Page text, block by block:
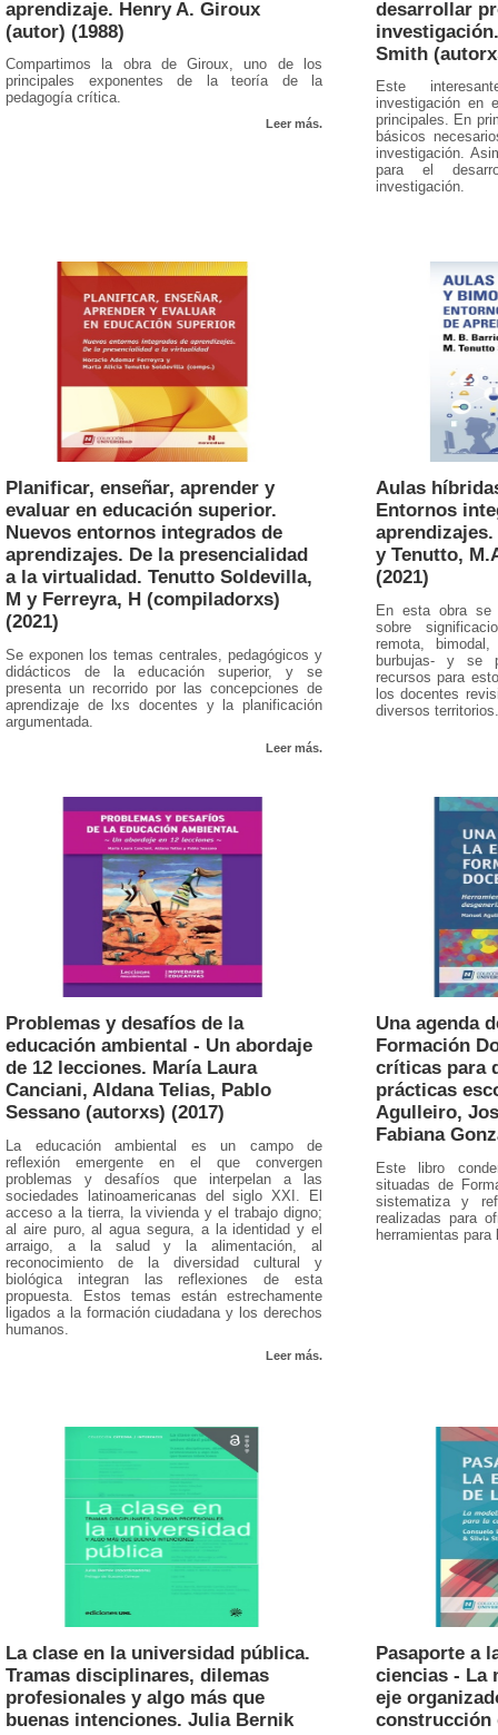
aprendizaje. Henry A. Giroux
(autor) (1988)
Compartimos la obra de Giroux, uno de los
principales exponentes de la teoría de la
pedagogía crítica.
Leer más.
desarrollar
Smith
Este
investigación en
principales. En
básicos
investigación.
para el
investigación.
Planificar, enseñar, aprender y
evaluar en educación superior.
Nuevos entornos integrados de
aprendizajes. De la presencialidad
a la virtualidad. Tenutto Soldevilla,
M y Ferreyra, H (compiladorxs)
(2021)
Se exponen los temas centrales, pedagógicos y
didácticos de la educación superior, y se
presenta un recorrido por las concepciones de
aprendizaje de lxs docentes y la planificación
argumentada.
Leer más.
Aulas
Entornos
y Tenutto,
(2021)
En esta obra se
sobre
remota,
burbujas- y se
recursos para
los docentes
diversos territorios.
Problemas y desafíos de la
educación ambiental - Un abordaje
de 12 lecciones. María Laura
Canciani, Aldana Telias, Pablo
Sessano (autorxs) (2017)
La educación ambiental es un campo de
reflexión emergente en el que convergen
problemas y desafíos que interpelan a las
sociedades latinoamericanas del siglo XXI. El
acceso a la tierra, la vivienda y el trabajo digno;
al aire puro, al agua segura, a la identidad y el
arraigo, a la salud y la alimentación, al
reconocimiento de la diversidad cultural y
biológica integran las reflexiones de esta
propuesta. Estos temas están estrechamente
ligados a la formación ciudadana y los derechos
humanos.
Leer más.
Una agenda
Formación
críticas para
prácticas
Agulleiro,
Fabiana
Este libro
situadas de
sistematiza y
realizadas para
herramientas para
La clase en la universidad pública.
Tramas disciplinares, dilemas
profesionales y algo más que
buenas intenciones. Julia Bernik
Pasaporte a
ciencias - La
eje
construcción